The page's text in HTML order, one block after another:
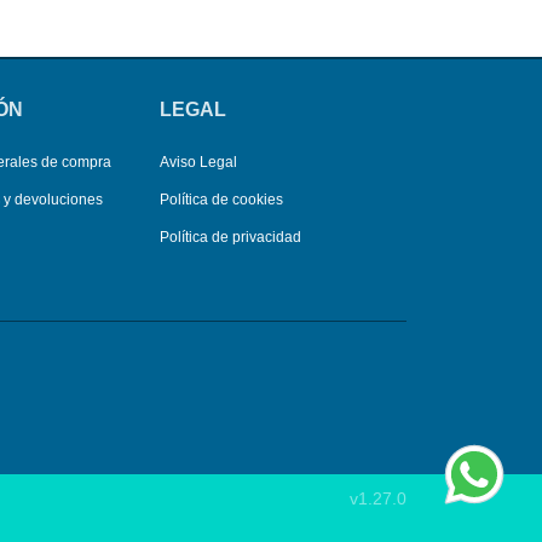
de compra
y devoluciones
LEGAL
Aviso Legal
Política de cookies
Política de privacidad
v1.27.0